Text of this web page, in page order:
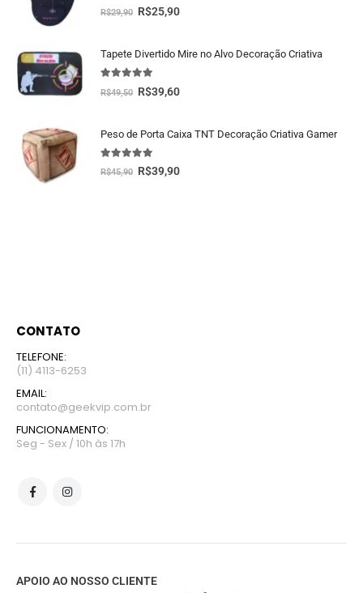
fora de 5
R$29,90 R$25,90
Tapete Divertido Mire no Alvo Decoração Criativa
fora de 5
R$49,50 R$39,60
Peso de Porta Caixa TNT Decoração Criativa Gamer
5.00 fora de 5
R$45,90 R$39,90
CONTATO
TELEFONE:
(11) 4113-6253
EMAIL:
contato@geekvip.com.br
FUNCIONAMENTO:
Seg - Sex / 10h às 17h
APOIO AO NOSSO CLIENTE